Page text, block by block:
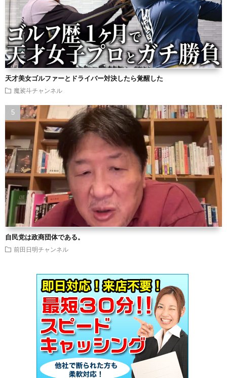
天才美女ゴルファーとドライバー対決したら覚醒した
魔裟斗チャンネル
自民党は政商団体である。
前田日明チャンネル